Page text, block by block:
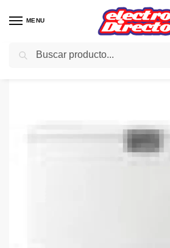
MENU
Inicio Gama blanca Congeladores